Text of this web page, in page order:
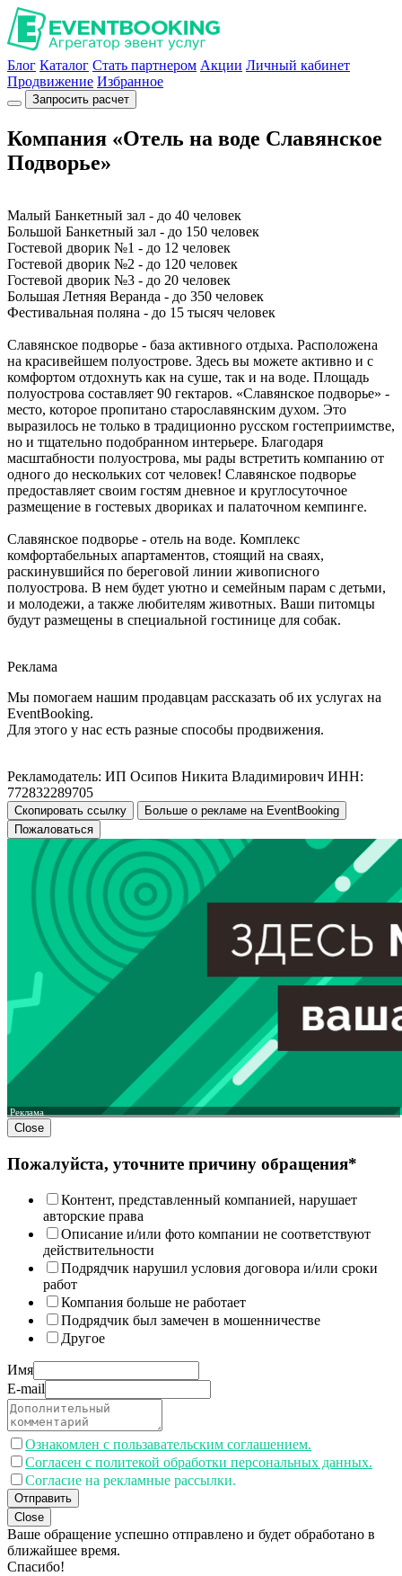
Блог Каталог Стать партнером Акции Личный кабинет
Продвижение Избранное
Запросить расчет
Компания «Отель на воде Славянское
Подворье»
Малый Банкетный зал - до 40 человек
Большой Банкетный зал - до 150 человек
Гостевой дворик №1 - до 12 человек
Гостевой дворик №2 - до 120 человек
Гостевой дворик №3 - до 20 человек
Большая Летняя Веранда - до 350 человек
Фестивальная поляна - до 15 тысяч человек
Славянское подворье - база активного отдыха. Расположена
на красивейшем полуострове. Здесь вы можете активно и с
комфортом отдохнуть как на суше, так и на воде. Площадь
полуострова составляет 90 гектаров. «Славянское подворье» -
место, которое пропитано старославянским духом. Это
выразилось не только в традиционно русском гостеприимстве,
но и тщательно подобранном интерьере. Благодаря
масштабности полуострова, мы рады встретить компанию от
одного до нескольких сот человек! Славянское подворье
предоставляет своим гостям дневное и круглосуточное
размещение в гостевых двориках и палаточном кемпинге.
Славянское подворье - отель на воде. Комплекс
комфортабельных апартаментов, стоящий на сваях,
раскинувшийся по береговой линии живописного
полуострова. В нем будет уютно и семейным парам с детьми,
и молодежи, а также любителям животных. Ваши питомцы
будут размещены в специальной гостинице для собак.
Реклама
Мы помогаем нашим продавцам рассказать об их услугах на
EventBooking.
Для этого у нас есть разные способы продвижения.
Рекламодатель: ИП Осипов Никита Владимирович ИНН:
772832289705
Скопировать ссылку
Больше о рекламе на EventBooking
Пожаловаться
Реклама
Close
Пожалуйста, уточните причину обращения*
Контент, представленный компанией, нарушает
авторские права
Описание и/или фото компании не соответствуют
действительности
Подрядчик нарушил условия договора и/или сроки
работ
Компания больше не работает
Подрядчик был замечен в мошенничестве
Другое
Имя
E-mail
Ознакомлен с пользавательским соглашением.
Согласен с политекой обработки персональных данных.
Согласие на рекламные рассылки.
Отправить
Close
Ваше обращение успешно отправлено и будет обработано в
ближайшее время.
Спасибо!